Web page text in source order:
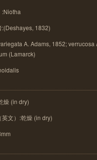
:Niotha
:(Deshayes, 1832)
A. Adams, 1852;
(Lamarck)
燥 (in dry)
文）:乾燥 (in dry)